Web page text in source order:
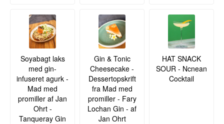
Soyabagt laks
med gin-
infuseret agurk -
Mad med
promiller af Jan
Ohrt -
Tanqueray Gin
Gin & Tonic
Cheesecake -
Dessertopskrift
fra Mad med
promiller - Fary
Lochan Gin - af
Jan Ohrt
HAT SNACK
SOUR - Ncnean
Cocktail